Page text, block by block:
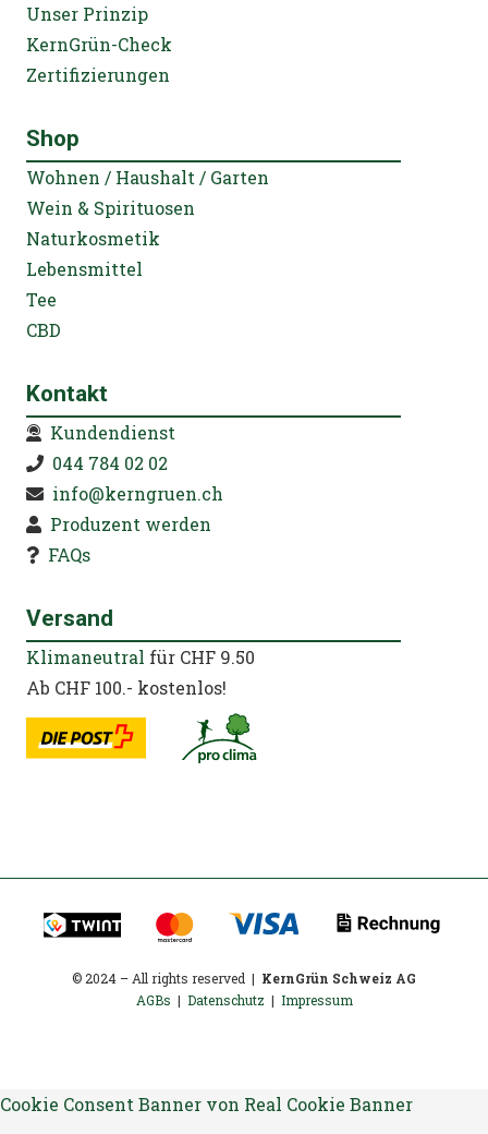
Unser Prinzip
KernGrün-Check
Zertifizierungen
Shop
Wohnen / Haushalt / Garten
Wein & Spirituosen
Naturkosmetik
Lebensmittel
Tee
CBD
Kontakt
Kundendienst
044 784 02 02
info@kerngruen.ch
Produzent werden
FAQs
Versand
Klimaneutral für CHF 9.50
Ab CHF 100.- kostenlos!
© 2024 – All rights reserved | KernGrün Schweiz AG
AGBs | Datenschutz | Impressum
Cookie Consent Banner von Real Cookie Banner